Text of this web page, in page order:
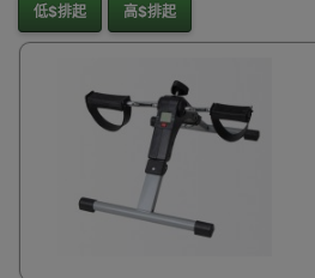
低$排起 高$排起